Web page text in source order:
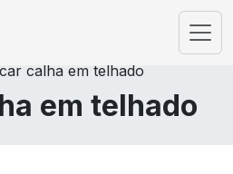
calha em telhado
em telhado